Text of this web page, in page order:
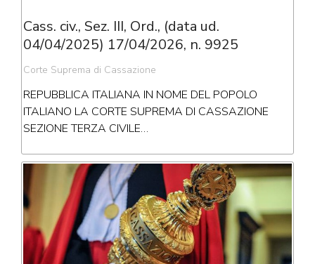
Cass. civ., Sez. III, Ord., (data ud.
04/04/2025) 17/04/2026, n. 9925
Corte Suprema di Cassazione
REPUBBLICA ITALIANA IN NOME DEL POPOLO
ITALIANO LA CORTE SUPREMA DI CASSAZIONE
SEZIONE TERZA CIVILE…